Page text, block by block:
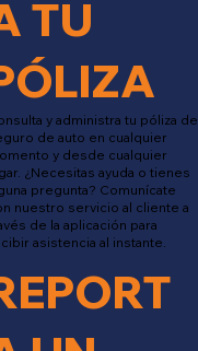
TU
y administra tu póliza de
de auto en cualquier
y desde cualquier
¿Necesitas ayuda o tienes
pregunta? Comunícate
nuestro servicio al cliente a
de la aplicación para
asistencia al instante.